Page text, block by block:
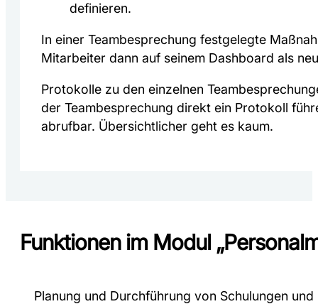
definieren.
In einer Teambesprechung festgelegte
Mitarbeiter dann auf seinem Dashboard als
Protokolle zu den einzelnen
der Teambesprechung direkt ein Protokoll
abrufbar. Übersichtlicher geht es kaum.
Funktionen im Modul
Planung und Durchführung von Schulungen